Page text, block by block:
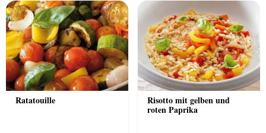
Ratatouille Risotto mit gelben und
roten Paprika